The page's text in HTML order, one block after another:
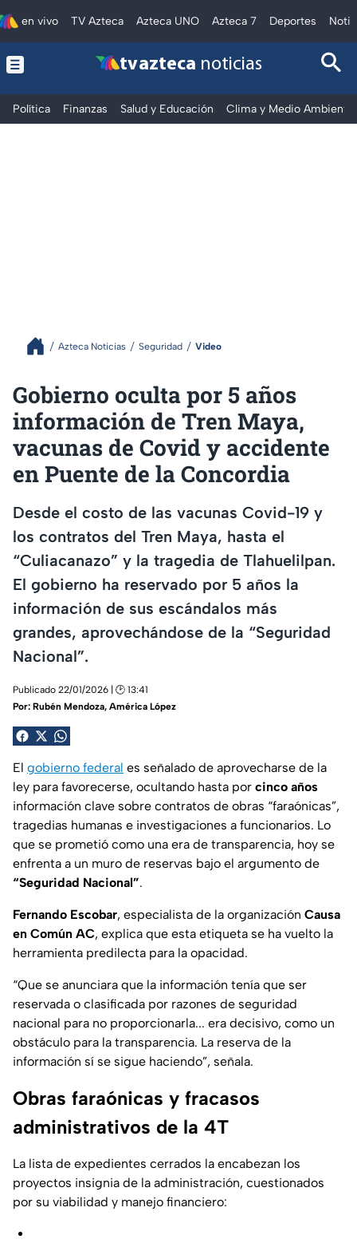
en vivo TV Azteca Azteca UNO Azteca 7 Deportes
tv azteca noticias
Política Finanzas Salud y Educación Clima y Medio Ambiente
Azteca Noticias Seguridad Video
Gobierno oculta por 5 años
información de Tren Maya,
vacunas de Covid y accidente
en Puente de la Concordia
Desde el costo de las vacunas Covid-19 y
los contratos del Tren Maya, hasta el
“Culiacanazo” y la tragedia de Tlahuelilpan.
El gobierno ha reservado por 5 años la
información de sus escándalos más
grandes, aprovechándose de la “Seguridad
Nacional”.
Publicado 22/01/2026 | 🕑 13:41
Por: Rubén Mendoza, América López
El gobierno federal es señalado de aprovecharse de la
ley para favorecerse, ocultando hasta por cinco años
información clave sobre contratos de obras “faraónicas”,
tragedias humanas e investigaciones a funcionarios. Lo
que se prometió como una era de transparencia, hoy se
enfrenta a un muro de reservas bajo el argumento de
“Seguridad Nacional”.
Fernando Escobar, especialista de la organización Causa
en Común AC, explica que esta etiqueta se ha vuelto la
herramienta predilecta para la opacidad.
“Que se anunciara que la información tenía que ser
reservada o clasificada por razones de seguridad
nacional para no proporcionarla... era decisivo, como un
obstáculo para la transparencia. La reserva de la
información sí se sigue haciendo”, señala.
Obras faraónicas y fracasos
administrativos de la 4T
La lista de expedientes cerrados la encabezan los
proyectos insignia de la administración, cuestionados
por su viabilidad y manejo financiero: